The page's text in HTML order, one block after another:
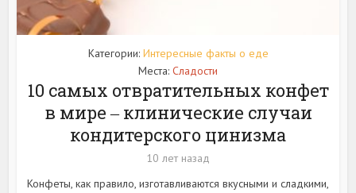
Категории: Интересные факты о еде
Места: Сладости
10 самых отвратительных конфет
в мире ‒ клинические случаи
кондитерского цинизма
10 лет назад
Конфеты, как правило, изготавливаются вкусными и сладкими,